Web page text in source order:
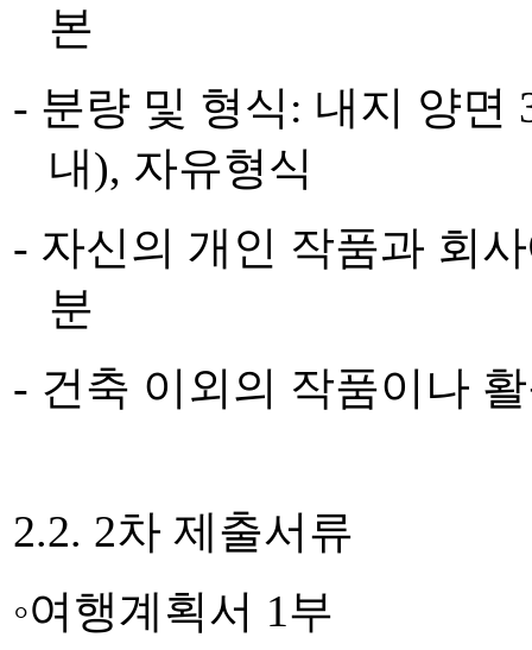
본
- 분량 및 형식: 내지 양면
내), 자유형식
- 자신의 개인 작품과 회
분
- 건축 이외의 작품이나
2.2. 2차 제출서류
◦여행계획서 1부